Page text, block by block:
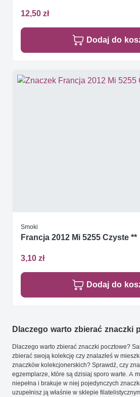
12,50 zł
Dodaj do
Smoki
Francja 2012 Mi 5255 Czyste **
3,10 zł
Dodaj do
Dlaczego warto zbierać znaczki
Dlaczego warto zbierać znaczki pocztowe?
zbierać swoją kolekcję czy znalazłeś w
znaczków kolekcjonerskich? Sprawdź, czy
egzemplarze, które są dzisiaj sporo warte. A
niepełna i brakuje w niej pojedynczych
uzupełnisz ją właśnie w sklepie